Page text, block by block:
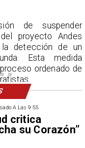
A Las 9:55
critica
su Corazón”
de Chile
y pronostica